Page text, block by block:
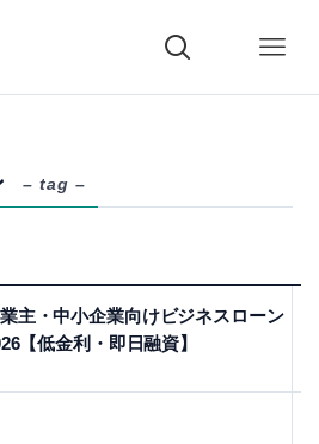
– tag –
主・中小企業向けビジネスローン
【低金利・即日融資】